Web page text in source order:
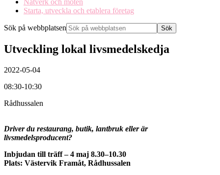
Starta, utveckla och etablera företag
Sök på webbplatsen
Utveckling lokal livsmedelskedja
2022-05-04
08:30-10:30
Rådhussalen
Driver du restaurang, butik, lantbruk eller är
livsmedelsproducent?
Inbjudan till träff – 4 maj 8.30–10.30
Plats: Västervik Framåt, Rådhussalen